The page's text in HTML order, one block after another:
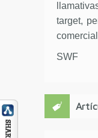
target,
SWF